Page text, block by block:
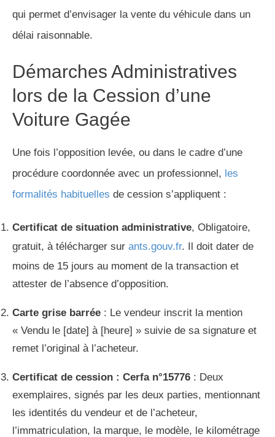
qui permet d’envisager la vente du véhicule dans un
délai raisonnable.
Démarches Administratives
lors de la Cession d’une
Voiture Gagée
Une fois l’opposition levée, ou dans le cadre d’une
procédure coordonnée avec un professionnel, les
formalités habituelles de cession s’appliquent :
Certificat de situation administrative, Obligatoire,
gratuit, à télécharger sur ants.gouv.fr. Il doit dater de
moins de 15 jours au moment de la transaction et
attester de l’absence d’opposition.
Carte grise barrée : Le vendeur inscrit la mention
« Vendu le [date] à [heure] » suivie de sa signature et
remet l’original à l’acheteur.
Certificat de cession : Cerfa n°15776 : Deux
exemplaires, signés par les deux parties, mentionnant
les identités du vendeur et de l’acheteur,
l’immatriculation, la marque, le modèle, le kilométrage